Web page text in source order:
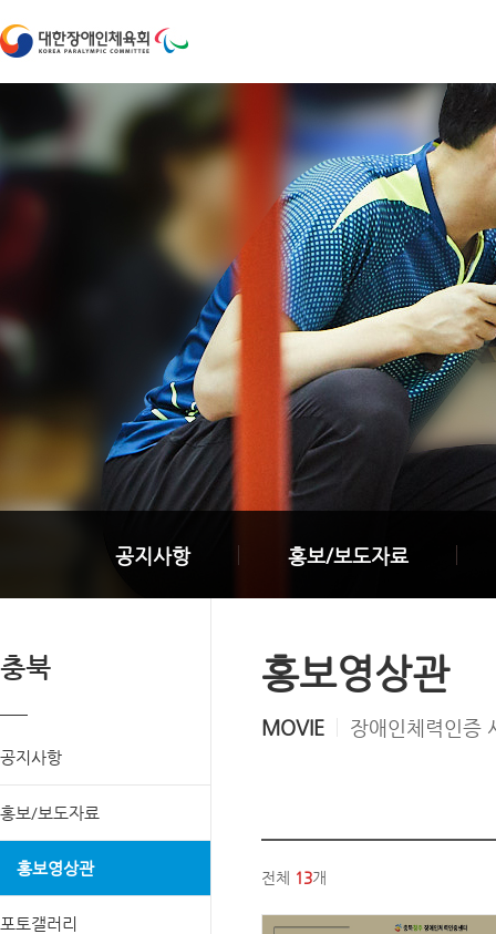
공지사항 홍보/보도자료
충북
공지사항
홍보/보도자료
홍보영상관
포토갤러리
홍보영상관
MOVIE 장애인체력인증
전체 13개